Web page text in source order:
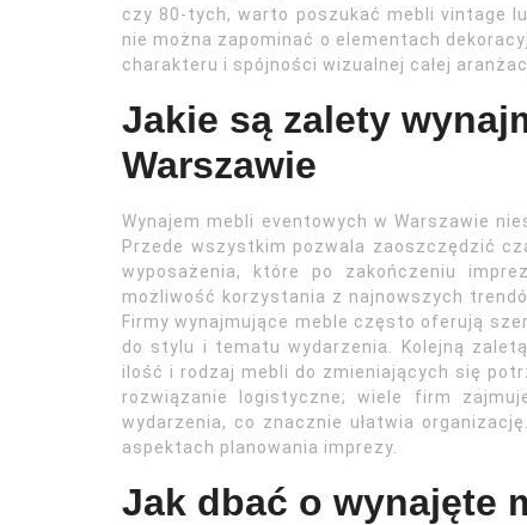
czy 80-tych, warto poszukać mebli vintage
nie można zapominać o elementach
charakteru i spójności wizualnej całej
Jakie są zalety
Warszawie
Wynajem mebli eventowych w Warszawie
Przede wszystkim pozwala zaoszczędzić
wyposażenia, które po zakończeniu
możliwość korzystania z najnowszych
Firmy wynajmujące meble często oferują
do stylu i tematu wydarzenia. Kolejną
ilość i rodzaj mebli do zmieniających się
rozwiązanie logistyczne; wiele firm
wydarzenia, co znacznie ułatwia
aspektach planowania imprezy.
Jak dbać o wynajęte